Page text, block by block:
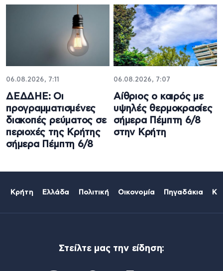
06.08.2026, 7:11
ΔΕΔΔΗΕ: Oι
προγραμματισμένες
διακοπές ρεύματος σε
περιοχές της Κρήτης
σήμερα Πέμπτη 6/8
06.08.2026, 7:07
Αίθριος o καιρός με
υψηλές θερμοκρασίες
σήμερα Πέμπτη 6/8
στην Κρήτη
Κρήτη Ελλάδα Πολιτική Οικονομία Πηγαδάκια
Στείλτε μας την είδηση: